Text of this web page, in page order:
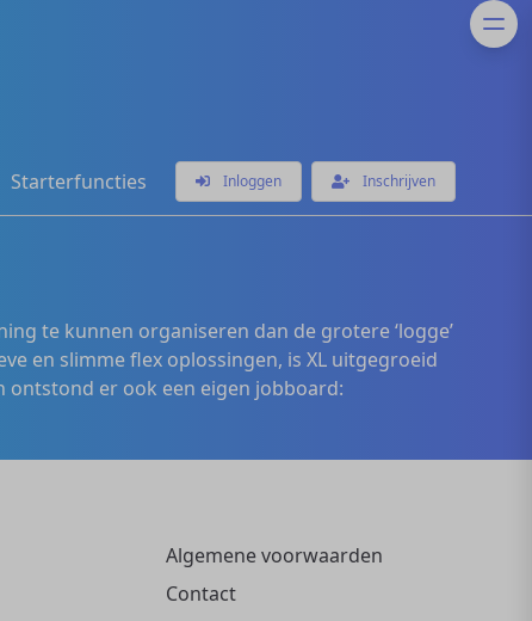
Starterfuncties Inloggen Inschrijven
te kunnen organiseren dan de grotere ‘logge’
en slimme flex oplossingen, is XL uitgegroeid
ontstond er ook een eigen jobboard:
Algemene voorwaarden
Contact